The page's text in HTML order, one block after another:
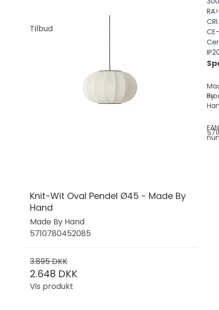
Tilbud
Knit-Wit Oval Pendel Ø45 - Made By
Hand
Made By Hand
5710780452085
3.895 DKK
2.648 DKK
Vis produkt
CRI.
CE-
By